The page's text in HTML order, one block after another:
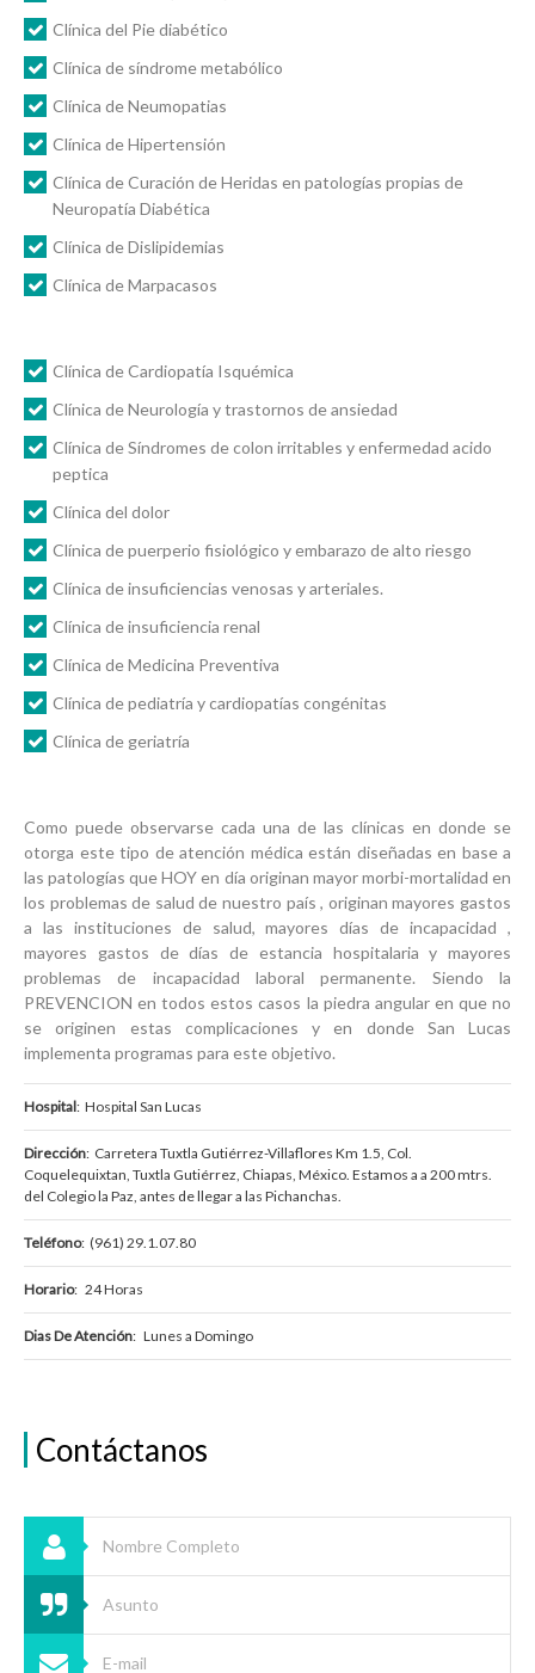
Clínica del Pie diabético
Clínica de síndrome metabólico
Clínica de Neumopatias
Clínica de Hipertensión
Clínica de Curación de Heridas en patologías propias de
Neuropatía Diabética
Clínica de Dislipidemias
Clínica de Marpacasos
Clínica de Cardiopatía Isquémica
Clínica de Neurología y trastornos de ansiedad
Clínica de Síndromes de colon irritables y enfermedad acido
peptica
Clínica del dolor
Clínica de puerperio fisiológico y embarazo de alto riesgo
Clínica de insuficiencias venosas y arteriales.
Clínica de insuficiencia renal
Clínica de Medicina Preventiva
Clínica de pediatría y cardiopatías congénitas
Clínica de geriatría
Como puede observarse cada una de las clínicas en donde se
otorga este tipo de atención médica están diseñadas en base a
las patologías queHOYen día originan mayor morbi-mortalidad en
los problemas de salud de nuestro país , originan mayores gastos
a las instituciones de salud, mayores días de incapacidad ,
mayores gastos de días de estancia hospitalaria y mayores
problemas de incapacidad laboral permanente. Siendo la
PREVENCION en todos estos casos la piedra angular en que no
se originen estas complicaciones y en donde San Lucas
implementa programas para este objetivo.
Hospital: Hospital San Lucas
Dirección: Carretera Tuxtla Gutiérrez-Villaflores Km 1.5, Col.
Coquelequixtan, Tuxtla Gutiérrez, Chiapas, México. Estamos a a 200 mtrs.
del Colegio la Paz, antes de llegar a las Pichanchas.
Teléfono: (961) 29.1.07.80
Horario: 24 Horas
Dias De Atención: Lunes a Domingo
Contáctanos